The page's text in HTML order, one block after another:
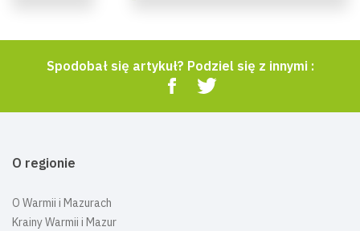
Spodobał się artykuł? Podziel się z innymi :
O regionie
O Warmii i Mazurach
Krainy Warmii i Mazur